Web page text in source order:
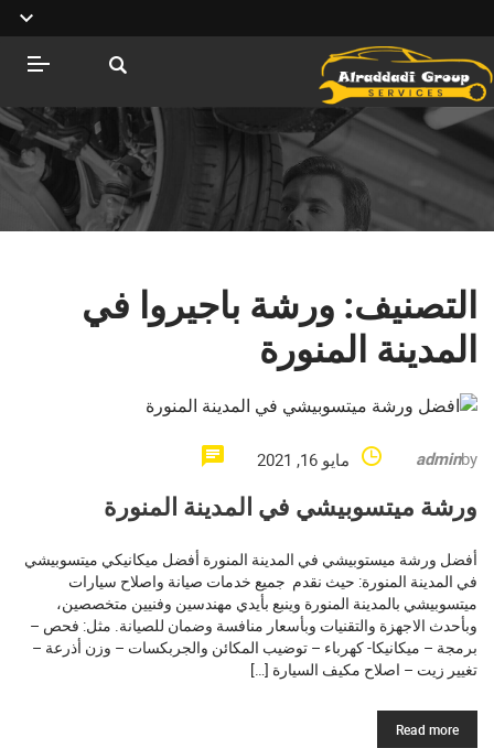
التصنيف: ورشة باجيروا في
المدينة المنورة
by
admin مايو 16, 2021
ورشة ميتسوبيشي في المدينة المنورة
أفضل ورشة ميستوبيشي في المدينة المنورة أفضل ميكانيكي ميتسوبيشي
في المدينة المنورة: حيث نقدم جميع خدمات صيانة واصلاح سيارات
ميتسوبيشي بالمدينة المنورة وينبع بأيدي مهندسين وفنيين متخصصين،
وبأحدث الاجهزة والتقنيات وبأسعار منافسة وضمان للصيانة. مثل: فحص –
برمجة – ميكانيكا- كهرباء – توضيب المكائن والجربكسات – وزن أذرعة –
تغيير زيت – اصلاح مكيف السيارة […]
Read more